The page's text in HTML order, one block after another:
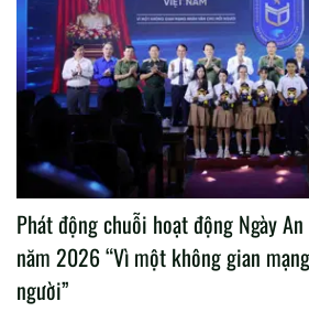
Phát động chuỗi hoạt động Ngày
năm 2026 “Vì một không gian
người”